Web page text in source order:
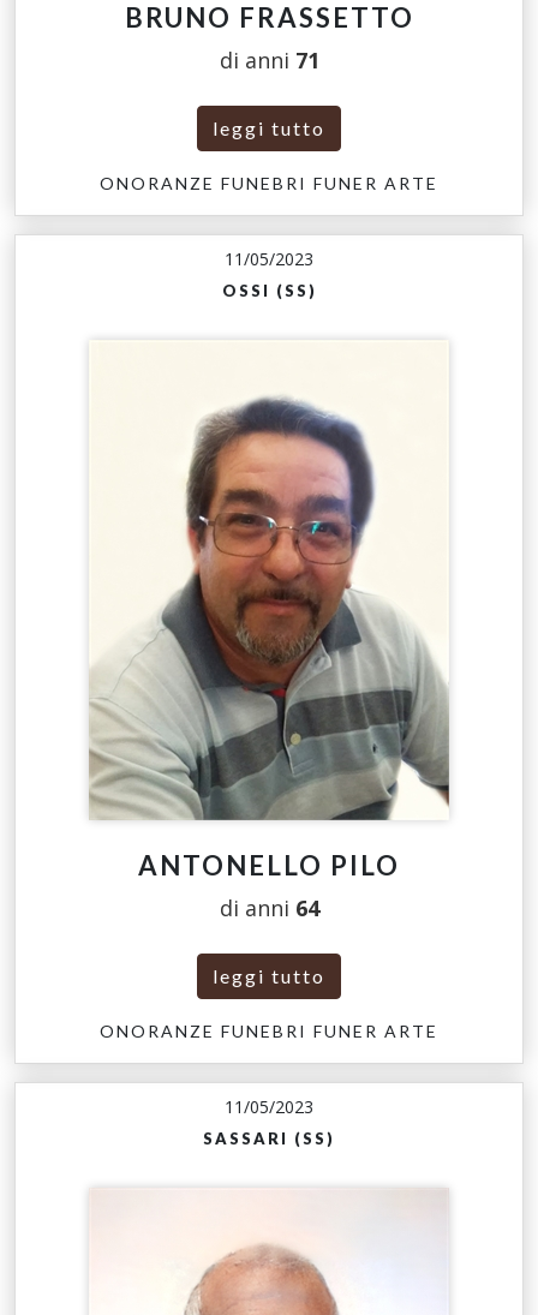
BRUNO FRASSETTO
di anni 71
leggi tutto
ONORANZE FUNEBRI FUNER ARTE
11/05/2023
OSSI (SS)
ANTONELLO PILO
di anni 64
leggi tutto
ONORANZE FUNEBRI FUNER ARTE
11/05/2023
SASSARI (SS)